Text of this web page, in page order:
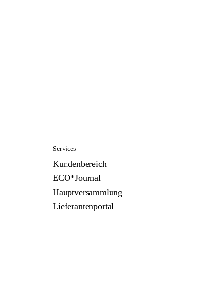
Services
Kundenbereich
ECO*Journal
Hauptversammlung
Lieferantenportal